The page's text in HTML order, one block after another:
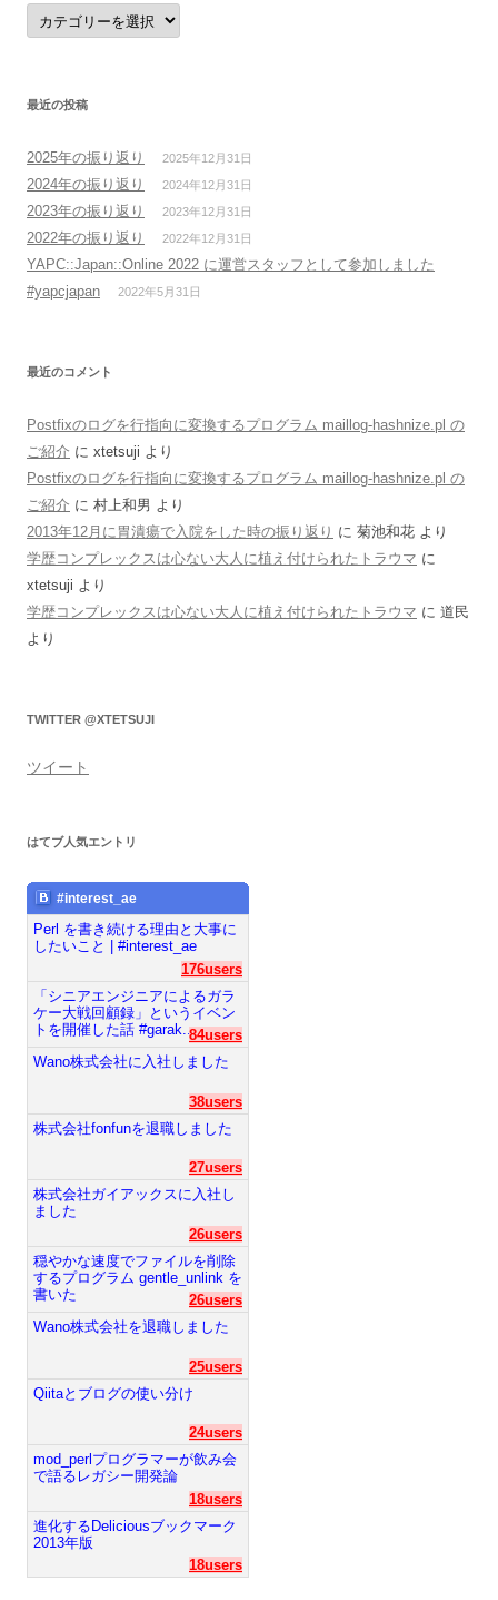
カ
テ
ゴ
最近の投稿
2025年の振り返り 2025年12月31日
2024年の振り返り 2024年12月31日
2023年の振り返り 2023年12月31日
2022年の振り返り 2022年12月31日
YAPC::Japan::Online 2022 に運営スタッフとして参加しました
#yapcjapan
2022年5月31日
最近のコメント
Postfixのログを行指向に変換するプログラム maillog-hashnize.pl の
ご紹介 に xtetsuji より
Postfixのログを行指向に変換するプログラム maillog-hashnize.pl の
ご紹介 に 村上和男 より
2013年12月に胃潰瘍で入院をした時の振り返り に 菊池和花 より
学歴コンプレックスは心ない大人に植え付けられたトラウマ に
xtetsuji より
学歴コンプレックスは心ない大人に植え付けられたトラウマ に 道民
より
TWITTER @XTETSUJI
ツイート
はてブ人気エントリ
#interest_ae
Perl を書き続ける理由と大事に
したいこと | #interest_ae
176users
「シニアエンジニアによるガラ
ケー大戦回顧録」というイベン
トを開催した話 #garak...84users
Wano株式会社に入社しました
38users
株式会社fonfunを退職しました
27users
株式会社ガイアックスに入社し
ました
26users
穏やかな速度でファイルを削除
するプログラム gentle_unlink を
書いた
26users
Wano株式会社を退職しました
25users
Qiitaとブログの使い分け
24users
mod_perlプログラマーが飲み会
で語るレガシー開発論
18users
進化するDeliciousブックマーク
2013年版
18users